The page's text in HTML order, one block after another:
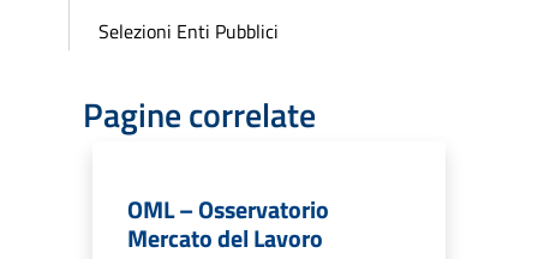
Selezioni Enti Pubblici
Pagine correlate
OML – Osservatorio
Mercato del Lavoro